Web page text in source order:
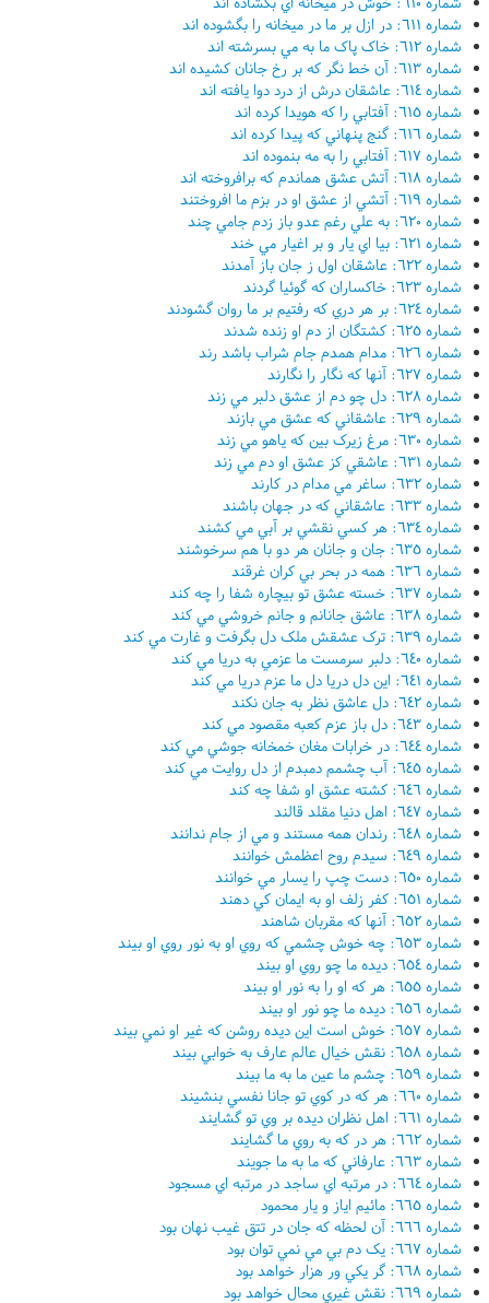
شماره ٦١١: در ازل بر ما در ميخانه را بگشوده اند
شماره ٦١٢: خاک پاک ما به مي بسرشته اند
شماره ٦١٣: آن خط نگر که بر رخ جانان کشيده اند
شماره ٦١٤: عاشقان درش از درد دوا يافته اند
شماره ٦١٥: آفتابي را که هويدا کرده اند
شماره ٦١٦: گنج پنهاني که پيدا کرده اند
شماره ٦١٧: آفتابي را به مه بنموده اند
شماره ٦١٨: آتش عشق هماندم که برافروخته اند
شماره ٦١٩: آتشي از عشق او در بزم ما افروختند
شماره ٦٢٠: به علي رغم عدو باز زدم جامي چند
شماره ٦٢١: بيا اي يار و بر اغيار مي خند
شماره ٦٢٢: عاشقان اول ز جان باز آمدند
شماره ٦٢٣: خاکساران که گوئيا گردند
شماره ٦٢٤: بر هر دري که رفتيم بر ما روان گشودند
شماره ٦٢٥: کشتگان از دم او زنده شدند
شماره ٦٢٦: مدام همدم جام شراب باشد رند
شماره ٦٢٧: آنها که نگار را نگارند
شماره ٦٢٨: دل چو دم از عشق دلبر مي زند
شماره ٦٢٩: عاشقاني که عشق مي بازند
شماره ٦٣٠: مرغ زيرک بين که ياهو مي زند
شماره ٦٣١: عاشقي کز عشق او دم مي زند
شماره ٦٣٢: ساغر مي مدام در کارند
شماره ٦٣٣: عاشقاني که در جهان باشند
شماره ٦٣٤: هر کسي نقشي بر آبي مي کشند
شماره ٦٣٥: جان و جانان هر دو با هم سرخوشند
شماره ٦٣٦: همه در بحر بي کران غرقند
شماره ٦٣٧: خسته عشق تو بيچاره شفا را چه کند
شماره ٦٣٨: عاشق جانانم و جانم خروشي مي کند
شماره ٦٣٩: ترک عشقش ملک دل بگرفت و غارت مي کند
شماره ٦٤٠: دلبر سرمست ما عزمي به دريا مي کند
شماره ٦٤١: اين دل دريا دل ما عزم دريا مي کند
شماره ٦٤٢: دل عاشق نظر به جان نکند
شماره ٦٤٣: دل باز عزم کعبه مقصود مي کند
شماره ٦٤٤: در خرابات مغان خمخانه جوشي مي کند
شماره ٦٤٥: آب چشمم دمبدم از دل روايت مي کند
شماره ٦٤٦: کشته عشق او شفا چه کند
شماره ٦٤٧: اهل دنيا مقلد قالند
شماره ٦٤٨: رندان همه مستند و مي از جام ندانند
شماره ٦٤٩: سيدم روح اعظمش خوانند
شماره ٦٥٠: دست چپ را يسار مي خوانند
شماره ٦٥١: کفر زلف او به ايمان کي دهند
شماره ٦٥٢: آنها که مقربان شاهند
شماره ٦٥٣: چه خوش چشمي که روي او به نور روي او بيند
شماره ٦٥٤: ديده ما چو روي او بيند
شماره ٦٥٥: هر که او را به نور او بيند
شماره ٦٥٦: ديده ما چو نور او بيند
شماره ٦٥٧: خوش است اين ديده روشن که غير او نمي بيند
شماره ٦٥٨: نقش خيال عالم عارف به خوابي بيند
شماره ٦٥٩: چشم ما عين ما به ما بيند
شماره ٦٦٠: هر که در کوي تو جانا نفسي بنشيند
شماره ٦٦١: اهل نظران ديده بر وي تو گشايند
شماره ٦٦٢: هر در که به روي ما گشايند
شماره ٦٦٣: عارفاني که ما به ما جويند
شماره ٦٦٤: در مرتبه اي ساجد در مرتبه اي مسجود
شماره ٦٦٥: مائيم اياز و يار محمود
شماره ٦٦٦: آن لحظه که جان در تتق غيب نهان بود
شماره ٦٦٧: يک دم بي مي نمي توان بود
شماره ٦٦٨: گر يکي ور هزار خواهد بود
شماره ٦٦٩: نقش غيري محال خواهد بود